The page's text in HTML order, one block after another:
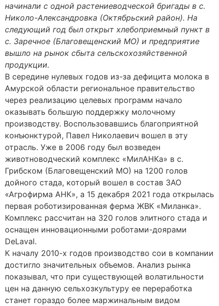
начинали с одной растениеводческой бригады в с.
Николо-Александровка (Октябрьский район). На
следующий год был открыт хлебоприемный пункт в
с. Заречное (Благовещенский МО) и предприятие
вышло на рынок сбыта сельскохозяйственной
продукции.
В середине нулевых годов из-за дефицита молока в
Амурской области региональное правительство
через реализацию целевых программ начало
оказывать большую поддержку молочному
производству. Воспользовавшись благоприятной
конъюнктурой, Павел Николаевич вошел в эту
отрасль. Уже в 2006 году был возведен
животноводческий комплекс «МилАНКа» в с.
Грибском (Благовещенский МО) на 1200 голов
дойного стада, который вошел в состав ЗАО
«Агрофирма АНК», а 15 декабря 2021 года открылась
первая роботизированная ферма ЖВК «Миланка».
Комплекс рассчитан на 320 голов элитного стада и
оснащен инновационными роботами-доярами
DeLaval.
К началу 2010-х годов производство сои в компании
достигло значительных объемов. Анализ рынка
показывал, что при существующей волатильности
цен на данную сельхозкультуру ее переработка
станет гораздо более маржинальным видом